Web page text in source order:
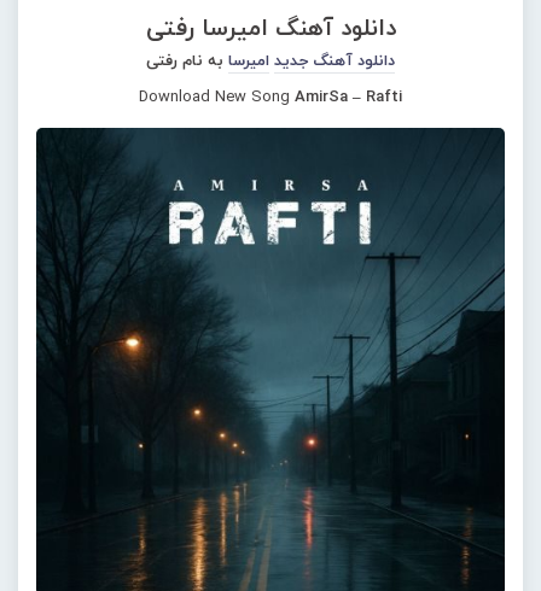
دانلود آهنگ امیرسا رفتی
دانلود آهنگ جدید امیرسا به نام رفتی
Download New Song AmirSa – Rafti